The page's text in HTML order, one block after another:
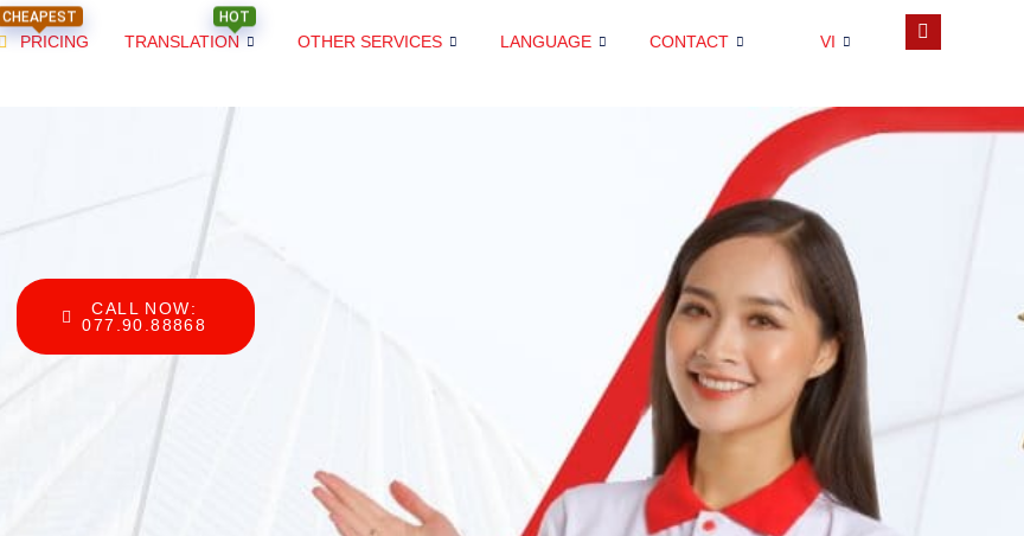
CHEAPEST
PRICING
HOT
TRANSLATION OTHER SERVICES LANGUAGE CONTACT VI
CALL NOW:
077.90.88868